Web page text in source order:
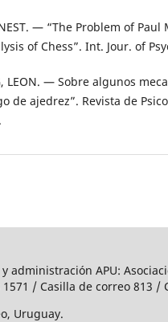
— “The Problem of
of Chess”. Int. Jour. of
LEON. — Sobre algunos
de ajedrez”. Revista de
y administración APU:
/ Casilla de correo 813 /
Uruguay.